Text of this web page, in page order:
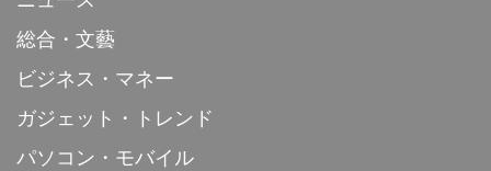
総合・文藝
ビジネス・マネー
ガジェット・トレンド
パソコン・モバイル